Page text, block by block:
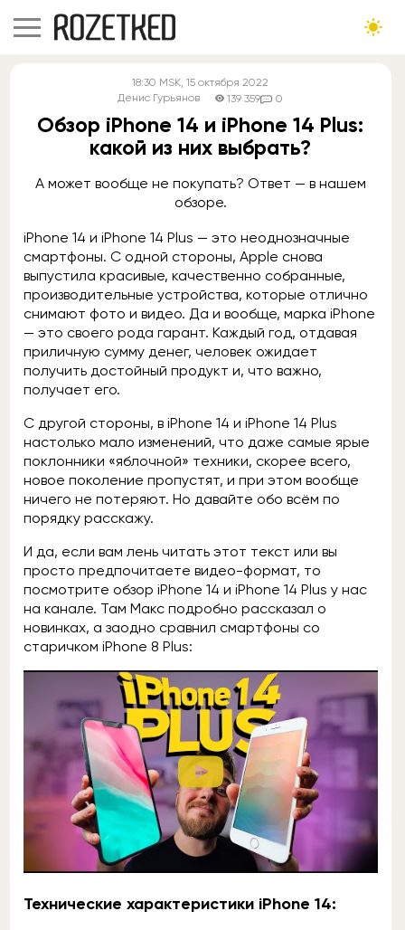
18:30 MSK, 15 октября 2022
Денис Гурьянов
139 359 0
Обзор iPhone 14 и iPhone 14 Plus:
какой из них выбрать?
А может вообще не покупать? Ответ — в нашем
обзоре.
iPhone 14 и iPhone 14 Plus — это неоднозначные
смартфоны. С одной стороны, Apple снова
выпустила красивые, качественно собранные,
производительные устройства, которые отлично
снимают фото и видео. Да и вообще, марка iPhone
— это своего рода гарант. Каждый год, отдавая
приличную сумму денег, человек ожидает
получить достойный продукт и, что важно,
получает его.
С другой стороны, в iPhone 14 и iPhone 14 Plus
настолько мало изменений, что даже самые ярые
поклонники «яблочной» техники, скорее всего,
новое поколение пропустят, и при этом вообще
ничего не потеряют. Но давайте обо всём по
порядку расскажу.
И да, если вам лень читать этот текст или вы
просто предпочитаете видео-формат, то
посмотрите обзор iPhone 14 и iPhone 14 Plus у нас
на канале. Там Макс подробно рассказал о
новинках, а заодно сравнил смартфоны со
старичком iPhone 8 Plus:
Технические характеристики iPhone 14: